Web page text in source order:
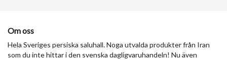
Om oss
Hela Sveriges persiska saluhall. Noga utvalda produkter från Iran
som du inte hittar i den svenska dagligvaruhandeln! Nu även